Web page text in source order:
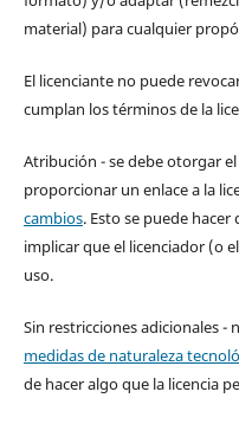
material) para cualquier
El licenciante no puede
cumplan los términos de la
Atribución - se debe otorgar el
proporcionar un enlace a la
cambios. Esto se puede
implicar que el licenciador (o
uso.
Sin restricciones adicionales -
medidas de naturaleza
de hacer algo que la licencia